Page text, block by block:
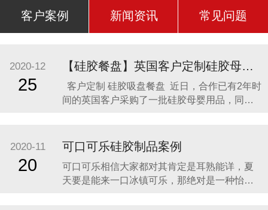
客户案例 新闻资讯 常见问题
2020-12
25
【硅胶餐盘】英国客户定制硅胶母婴用品 硅胶吸盘餐盘
客户定制 硅胶吸盘餐盘 近日，合作已有2年时
间的英国客户采购了一批硅胶母婴用品，同时
价格最合理，服务最贴心，正如两年来多次合
作一样。众盛硅胶不是硅胶制品行业内最好
的，但绝对是他合作过众多硅胶制品
2020-11
20
可口可乐硅胶制品案例
可口可乐相信大家都对其肯定是耳熟能详，夏
天要是能来一口冰镇可乐，那绝对是一种怡神